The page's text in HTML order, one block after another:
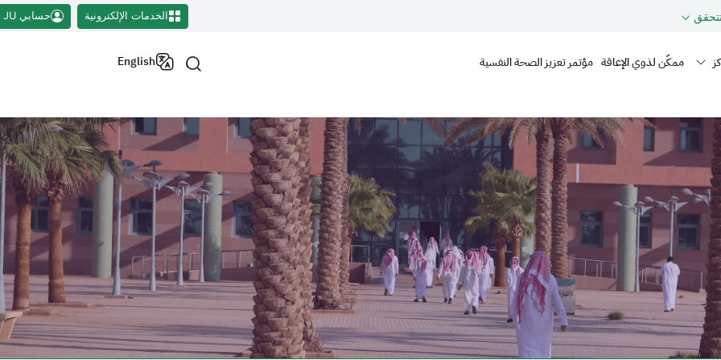
الخدمات الإلكترونية حسابي JU
ممكّن لذوي الإعاقة مؤتمر تعزيز الصحة النفسية English